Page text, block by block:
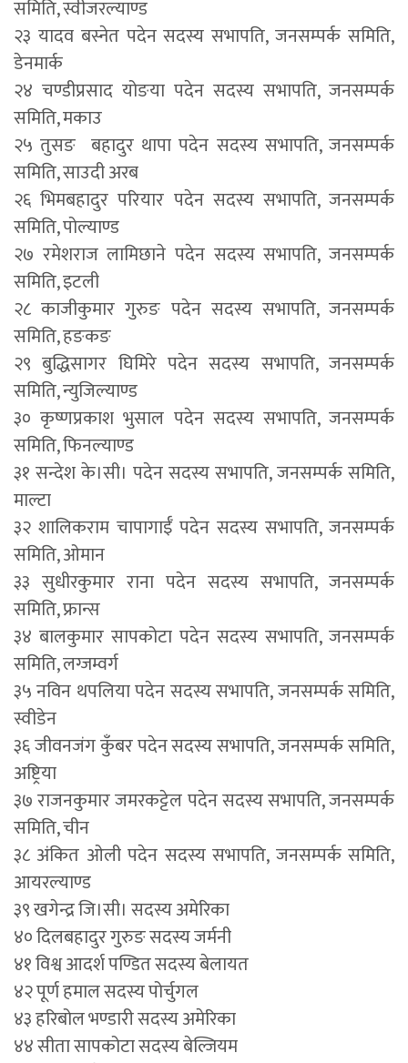
समिति, स्वीजरल्याण्ड
२३ यादव बस्नेत पदेन सदस्य सभापति, जनसम्पर्क समिति,
डेनमार्क
२४ चण्डीप्रसाद योङया पदेन सदस्य सभापति, जनसम्पर्क
समिति, मकाउ
२५ तुसङ बहादुर थापा पदेन सदस्य सभापति, जनसम्पर्क
समिति, साउदी अरब
२६ भिमबहादुर परियार पदेन सदस्य सभापति, जनसम्पर्क
समिति, पोल्याण्ड
२७ रमेशराज लामिछाने पदेन सदस्य सभापति, जनसम्पर्क
समिति, इटली
२८ काजीकुमार गुरुङ पदेन सदस्य सभापति, जनसम्पर्क
समिति, हङकङ
२९ बुद्धिसागर घिमिरे पदेन सदस्य सभापति, जनसम्पर्क
समिति, न्युजिल्याण्ड
३० कृष्णप्रकाश भुसाल पदेन सदस्य सभापति, जनसम्पर्क
समिति, फिनल्याण्ड
३१ सन्देश के।सी। पदेन सदस्य सभापति, जनसम्पर्क समिति,
माल्टा
३२ शालिकराम चापागाईँ पदेन सदस्य सभापति, जनसम्पर्क
समिति, ओमान
३३ सुधीरकुमार राना पदेन सदस्य सभापति, जनसम्पर्क
समिति, फ्रान्स
३४ बालकुमार सापकोटा पदेन सदस्य सभापति, जनसम्पर्क
समिति, लग्जम्वर्ग
३५ नविन थपलिया पदेन सदस्य सभापति, जनसम्पर्क समिति,
स्वीडेन
३६ जीवनजंग कुँबर पदेन सदस्य सभापति, जनसम्पर्क समिति,
अष्ट्रिया
३७ राजनकुमार जमरकट्टेल पदेन सदस्य सभापति, जनसम्पर्क
समिति, चीन
३८ अंकित ओली पदेन सदस्य सभापति, जनसम्पर्क समिति,
आयरल्याण्ड
३९ खगेन्द्र जि।सी। सदस्य अमेरिका
४० दिलबहादुर गुरुङ सदस्य जर्मनी
४१ विश्व आदर्श पण्डित सदस्य बेलायत
४२ पूर्ण हमाल सदस्य पोर्चुगल
४३ हरिबोल भण्डारी सदस्य अमेरिका
४४ सीता सापकोटा सदस्य बेल्जियम